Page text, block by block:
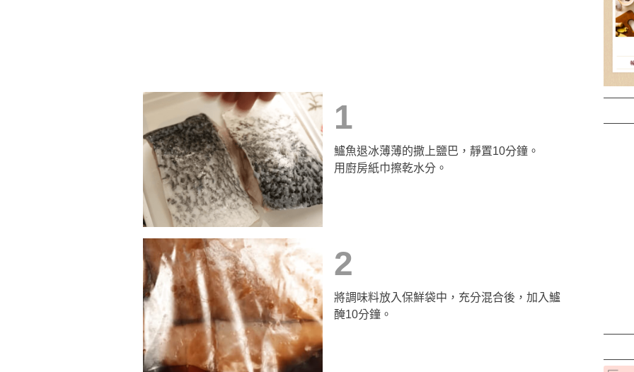
1
鱸魚退冰薄薄的撒上鹽巴，靜置10分鐘。
用廚房紙巾擦乾水分。
2
將調味料放入保鮮袋中，充分混合後，加入鱸
醃10分鐘。